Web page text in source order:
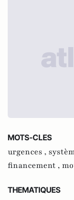
MOTS-CLES
urgences ,
financement ,
THEMATIQUES